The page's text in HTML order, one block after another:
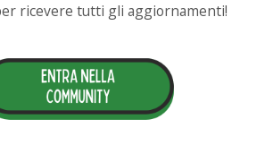
ricevere tutti gli aggiornamenti!